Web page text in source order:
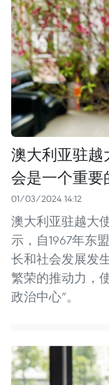
澳大利亚驻
会是一个重要
01/03/2024 14:12
澳大利亚驻越大
示，自1967年东
长和社会发展发
繁荣的推动力，
政治中心”。